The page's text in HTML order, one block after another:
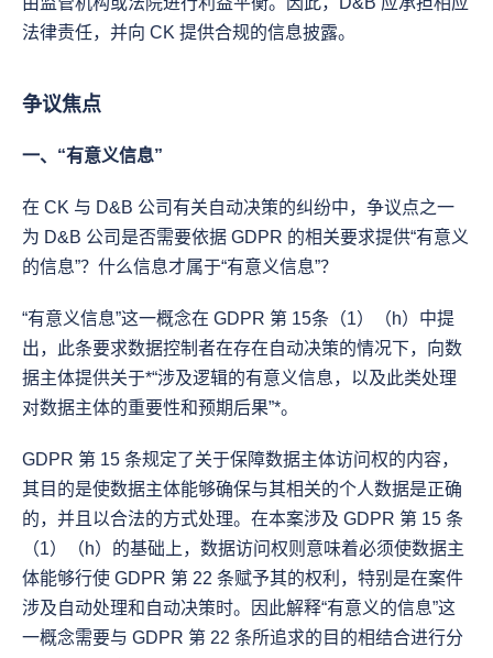
法律责任，并向 CK 提供合规的信息披露。
争议焦点
一、“有意义信息”
在 CK 与 D&B 公司有关自动决策的纠纷中，争议点之一
为 D&B 公司是否需要依据 GDPR 的相关要求提供“有意义
的信息”？什么信息才属于“有意义信息”？
“有意义信息”这一概念在 GDPR 第 15条（1）（h）中提
出，此条要求数据控制者在存在自动决策的情况下，向数
据主体提供关于*“涉及逻辑的有意义信息，以及此类处理
对数据主体的重要性和预期后果”*。
GDPR 第 15 条规定了关于保障数据主体访问权的内容，
其目的是使数据主体能够确保与其相关的个人数据是正确
的，并且以合法的方式处理。在本案涉及 GDPR 第 15 条
（1）（h）的基础上，数据访问权则意味着必须使数据主
体能够行使 GDPR 第 22 条赋予其的权利，特别是在案件
涉及自动处理和自动决策时。因此解释“有意义的信息”这
一概念需要与 GDPR 第 22 条所追求的目的相结合进行分